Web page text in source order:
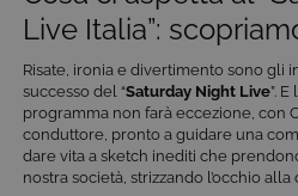
Live Italia”:
Risate, ironia e divertimento sono gli
successo del “Saturday Night Live”.
programma non farà eccezione, con
conduttore, pronto a guidare una
dare vita a sketch inediti che
nostra società, strizzando l’occhio alla